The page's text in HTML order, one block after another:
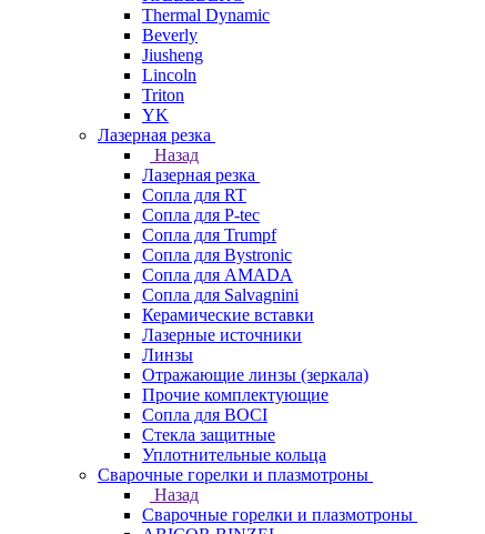
Thermal Dynamic
Beverly
Jiusheng
Lincoln
Triton
YK
Лазерная резка
Назад
Лазерная резка
Сопла для RT
Сопла для P-tec
Сопла для Trumpf
Сопла для Bystronic
Сопла для AMADA
Сопла для Salvagnini
Керамические вставки
Лазерные источники
Линзы
Отражающие линзы (зеркала)
Прочие комплектующие
Сопла для BOCI
Стекла защитные
Уплотнительные кольца
Сварочные горелки и плазмотроны
Назад
Сварочные горелки и плазмотроны